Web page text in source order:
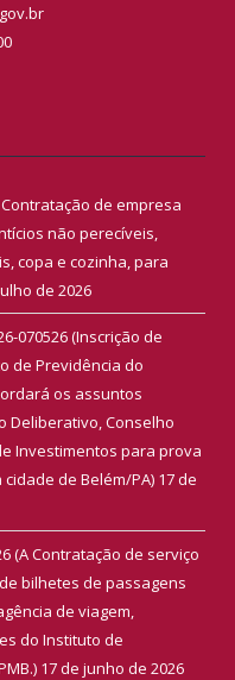
( Contratação de empresa
não perecíveis,
copa e cozinha, para
de 2026
070526 (Inscrição de
de Previdência do
os assuntos
Deliberativo, Conselho
Investimentos para prova
de Belém/PA) 17 de
(A Contratação de serviço
bilhetes de passagens
de viagem,
do Instituto de
17 de junho de 2026